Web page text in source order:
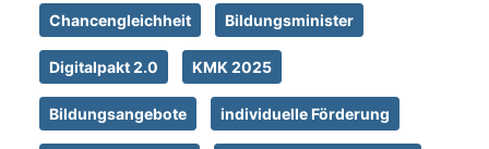
Chancengleichheit Bildungsminister
Digitalpakt 2.0 KMK 2025
Bildungsangebote individuelle Förderung